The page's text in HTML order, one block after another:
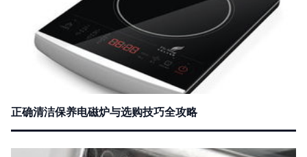
正确清洁保养电磁炉与选购技巧全攻略